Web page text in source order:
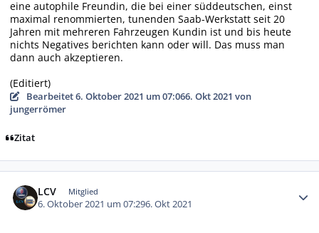
eine autophile Freundin, die bei einer süddeutschen, einst
maximal renommierten, tunenden Saab-Werkstatt seit 20
Jahren mit mehreren Fahrzeugen Kundin ist und bis heute
nichts Negatives berichten kann oder will. Das muss man
dann auch akzeptieren.
(Editiert)
Bearbeitet6. Oktober 2021 um 07:066. Okt 2021 von
jungerrömer
Zitat
LCV Mitglied
6. Oktober 2021 um 07:296. Okt 2021